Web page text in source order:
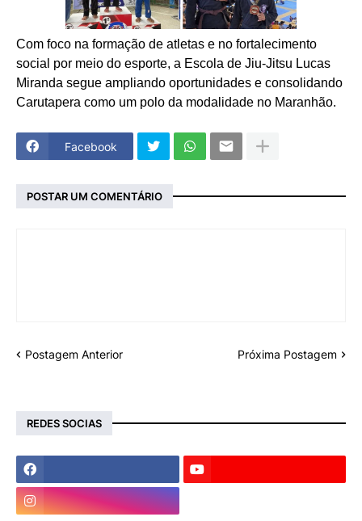
Com foco na formação de atletas e no fortalecimento
social por meio do esporte, a Escola de Jiu-Jitsu Lucas
Miranda segue ampliando oportunidades e consolidando
Carutapera como um polo da modalidade no Maranhão.
Facebook
POSTAR UM COMENTÁRIO
Postagem Anterior Próxima Postagem
REDES SOCIAS